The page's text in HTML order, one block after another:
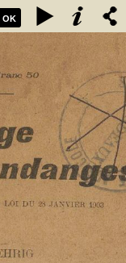
OK
la loi du 28 janvier